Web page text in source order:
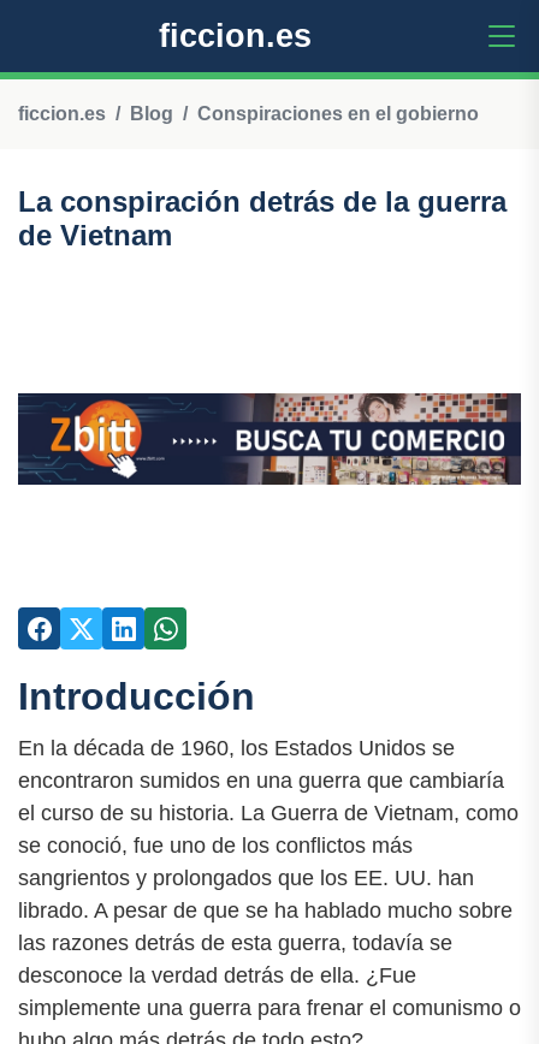
ficcion.es
ficcion.es Blog Conspiraciones en el gobierno
La conspiración detrás de la guerra
de Vietnam
Introducción
En la década de 1960, los Estados Unidos se
encontraron sumidos en una guerra que cambiaría
el curso de su historia. La Guerra de Vietnam, como
se conoció, fue uno de los conflictos más
sangrientos y prolongados que los EE. UU. han
librado. A pesar de que se ha hablado mucho sobre
las razones detrás de esta guerra, todavía se
desconoce la verdad detrás de ella. ¿Fue
simplemente una guerra para frenar el comunismo o